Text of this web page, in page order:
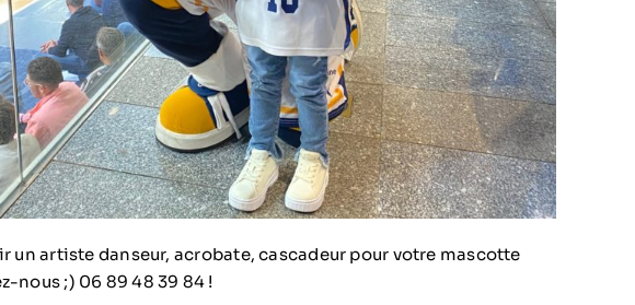
un artiste danseur, acrobate, cascadeur pour votre mascotte
nous ;) 06 89 48 39 84 !